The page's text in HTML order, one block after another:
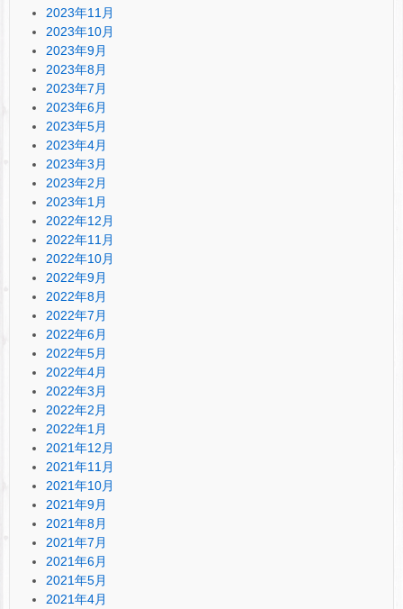
2023年11月
2023年10月
2023年9月
2023年8月
2023年7月
2023年6月
2023年5月
2023年4月
2023年3月
2023年2月
2023年1月
2022年12月
2022年11月
2022年10月
2022年9月
2022年8月
2022年7月
2022年6月
2022年5月
2022年4月
2022年3月
2022年2月
2022年1月
2021年12月
2021年11月
2021年10月
2021年9月
2021年8月
2021年7月
2021年6月
2021年5月
2021年4月